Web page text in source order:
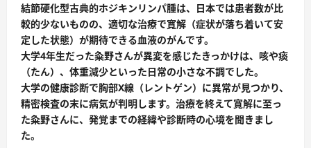
結節硬化型古典的ホジキンリンパ腫は、日本では患者数が比
較的少ないものの、適切な治療で寛解（症状が落ち着いて安
定した状態）が期待できる血液のがんです。
大学4年生だった粂野さんが異変を感じたきっかけは、咳や痰
（たん）、体重減少といった日常の小さな不調でした。
大学の健康診断で胸部X線（レントゲン）に異常が見つかり、
精密検査の末に病気が判明します。治療を終えて寛解に至っ
た粂野さんに、発覚までの経緯や診断時の心境を聞きまし
た。